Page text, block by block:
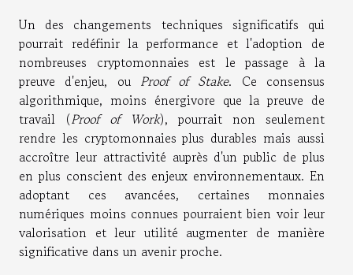
Un des changements techniques significatifs qui
pourrait redéfinir la performance et l'adoption de
nombreuses cryptomonnaies est le passage à la
preuve d'enjeu, ou Proof of Stake. Ce consensus
algorithmique, moins énergivore que la preuve de
travail (Proof of Work), pourrait non seulement
rendre les cryptomonnaies plus durables mais aussi
accroître leur attractivité auprès d'un public de plus
en plus conscient des enjeux environnementaux. En
adoptant ces avancées, certaines monnaies
numériques moins connues pourraient bien voir leur
valorisation et leur utilité augmenter de manière
significative dans un avenir proche.